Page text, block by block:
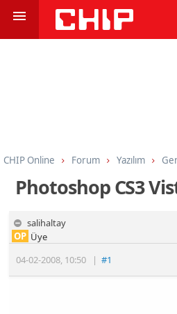
CHIP Online Forum Yazılım
Photoshop CS3
salihaltay
04-02-2008, 10:50 |#1
OP Üye